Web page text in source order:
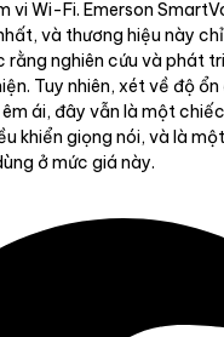
vi Wi-Fi. Emerson
và thương hiệu này
rằng nghiên cứu và phát
Tuy nhiên, xét về độ
ái, đây vẫn là một
khiển giọng nói, và là
ở mức giá này.